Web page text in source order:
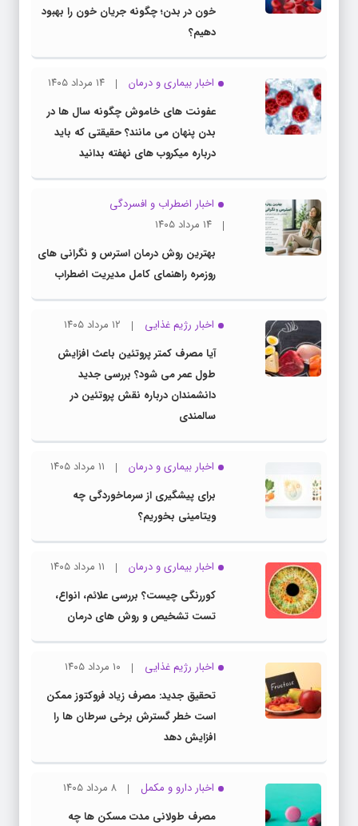
خون در بدن؛ چگونه جریان خون را بهبود
دهیم؟
اخبار بیماری و درمان
۱۴ مرداد ۱۴۰۵
عفونت های خاموش چگونه سال ها در
بدن پنهان می مانند؟ حقیقتی که باید
درباره میکروب های نهفته بدانید
اخبار اضطراب و افسردگی
۱۴ مرداد ۱۴۰۵
بهترین روش درمان استرس و نگرانی های
روزمره راهنمای کامل مدیریت اضطراب
اخبار رژیم غذایی
۱۲ مرداد ۱۴۰۵
آیا مصرف کمتر پروتئین باعث افزایش
طول عمر می شود؟ بررسی جدید
دانشمندان درباره نقش پروتئین در
سالمندی
اخبار بیماری و درمان
۱۱ مرداد ۱۴۰۵
برای پیشگیری از سرماخوردگی چه
ویتامینی بخوریم؟
اخبار بیماری و درمان
۱۱ مرداد ۱۴۰۵
کوررنگی چیست؟ بررسی علائم، انواع،
تست تشخیص و روش های درمان
اخبار رژیم غذایی
۱۰ مرداد ۱۴۰۵
تحقیق جدید: مصرف زیاد فروکتوز ممکن
است خطر گسترش برخی سرطان ها را
افزایش دهد
اخبار دارو و مکمل
۸ مرداد ۱۴۰۵
مصرف طولانی مدت مسکن ها چه